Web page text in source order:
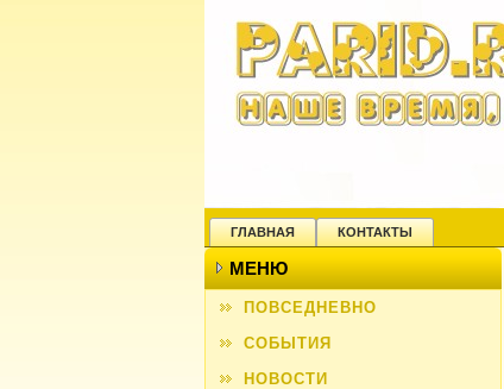
ГЛАВНАЯ КОНТАКТЫ
МЕНЮ
ПОВСЕДНЕВНО
СОБЫТИЯ
НОВОСТИ